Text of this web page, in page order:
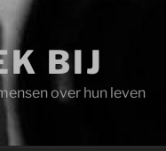
BIJ
over hun leven